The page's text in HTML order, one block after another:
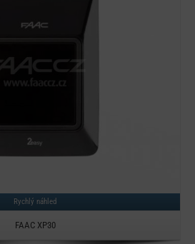
Rychlý náhled
FAAC XP30